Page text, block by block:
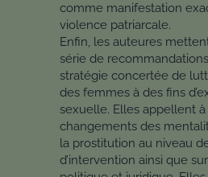
comme manifestation
violence patriarcale.
Enfin, les auteures
série de
stratégie concertée de
des femmes à des fins
sexuelle. Elles appellent à
changements des
la prostitution au niveau
d’intervention ainsi que